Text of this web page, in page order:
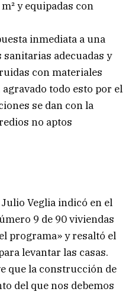
y equipadas con
inmediata a una
adecuadas y
con materiales
todo esto por el
se dan con la
no aptos
Veglia indicó en el
9 de 90 viviendas
programa» y resaltó el
levantar las casas.
que la construcción de
del que nos debemos